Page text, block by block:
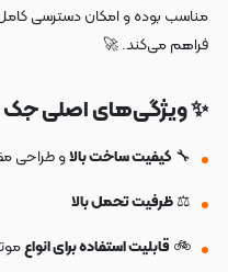
مناسب بوده و امکان دسترسی
فراهم می‌کند. 🚀
✨ ویژگی‌های اصلی جک
🔧 کیفیت ساخت بالاو طراحی
⚖️ظرفیت تحمل بالا
🚲 قابلیت استفاده برای انواع